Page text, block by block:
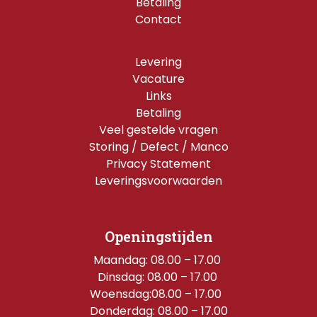
Contact
Levering
Vacature
Links
Betaling
Veel gestelde vragen
Storing / Defect / Manco
Privacy Statement
Leveringsvoorwaarden
Openingstijden
Maandag: 08.00 – 17.00
Dinsdag: 08.00 – 17.00
Woensdag:08.00 – 17.00
Donderdag: 08.00 – 17.00